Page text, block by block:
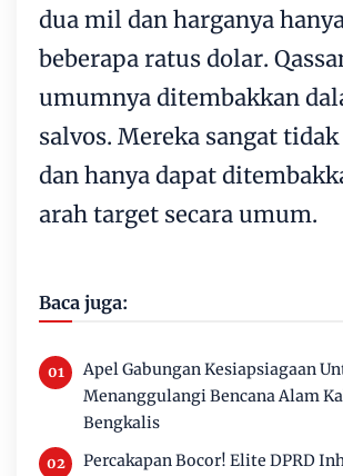
dua mil dan harganya
beberapa ratus dolar.
umumnya ditembakkan
salvos. Mereka sangat
dan hanya dapat
arah target secara umum.
Baca juga:
Apel Gabungan Kesiapsiagaan
Menanggulangi Bencana Alam
Bengkalis
Percakapan Bocor! Elite DPRD